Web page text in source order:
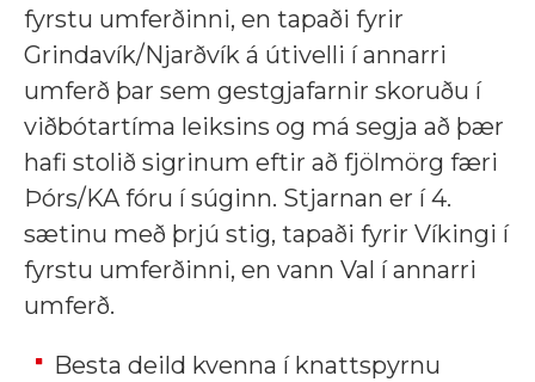
fyrstu umferðinni, en tapaði fyrir
Grindavík/Njarðvík á útivelli í annarri
umferð þar sem gestgjafarnir skoruðu í
viðbótartíma leiksins og má segja að þær
hafi stolið sigrinum eftir að fjölmörg færi
Þórs/KA fóru í súginn. Stjarnan er í 4.
sætinu með þrjú stig, tapaði fyrir Víkingi í
fyrstu umferðinni, en vann Val í annarri
umferð.
Besta deild kvenna í knattspyrnu